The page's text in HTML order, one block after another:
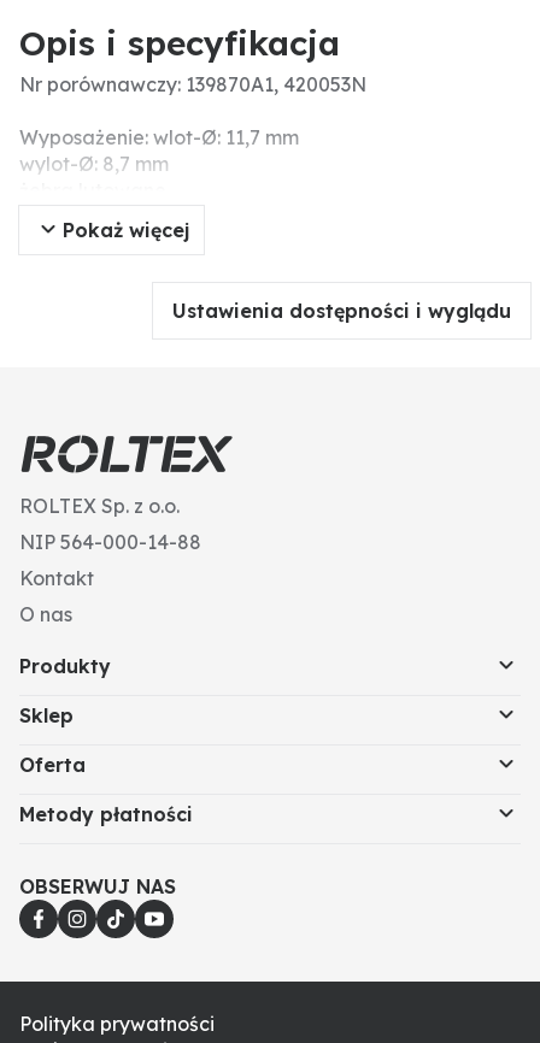
Opis i specyfikacja
Nr porównawczy: 139870A1, 420053N
Wyposażenie: wlot-Ø: 11,7 mm
wylot-Ø: 8,7 mm
Wysokość (mm): 160
Długość (mm): 630
Pokaż więcej
Ustawienia dostępności i wyglądu
ROLTEX Sp. z o.o.
NIP 564-000-14-88
Kontakt
O nas
Produkty
Sklep
Oferta
Metody płatności
OBSERWUJ NAS
Polityka prywatności